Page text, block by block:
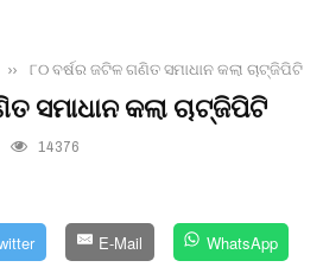
›› ୮୦ ବର୍ଷର ଜଟିଳ ଗଣିତ ସମାଧାନ କଲା ଚାଟ୍‌ଜିପିଟି
ସମାଧାନ କଲା ଚାଟ୍‌ଜିପିଟି
14376
E-Mail WhatsApp